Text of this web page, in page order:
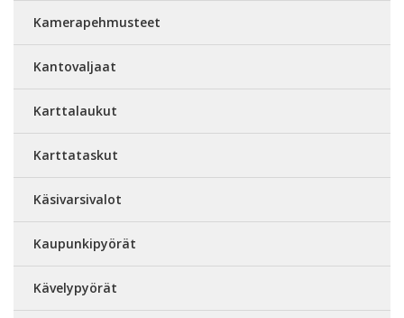
Kamerapehmusteet
Kantovaljaat
Karttalaukut
Karttataskut
Käsivarsivalot
Kaupunkipyörät
Kävelypyörät